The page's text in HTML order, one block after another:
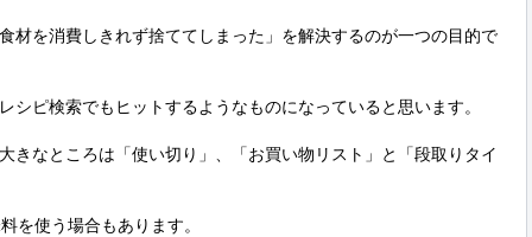
材を消費しきれず捨ててしまった」を解決するのが一つの目的で
シピ検索でもヒットするようなものになっていると思います。
きなところは「使い切り」、「お買い物リスト」と「段取りタイ
を使う場合もあります。